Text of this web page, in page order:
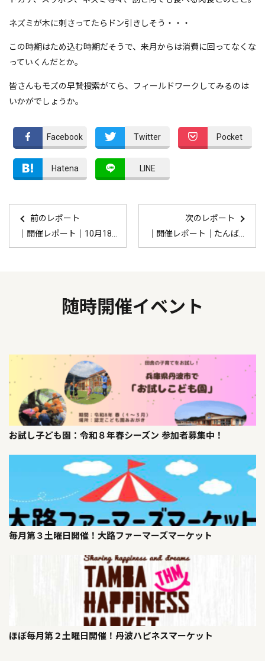
ネズミが木に刺さってたらドン引きしそう・・・
この時期はため込む時期だそうで、来月からは消費に回ってなくな
っていくんだとか。
皆さんもモズの早贄捜索がてら、フィールドワークしてみるのは
いかがでしょうか。
Facebook Twitter Pocket
Hatena LINE
前のレポート
｜開催レポート｜10月18日 たんば“移充”計画：間伐・薪割り体験会
次のレポート
｜開催レポート｜たんば“移充”計画：熊の研究者から聞きたい！丹波の里山くらしと自然動物との関わり方
随時開催イベント
お試し子ども園：令和８年春シーズン 参加者募集中！
毎月第３土曜日開催！大路ファーマーズマーケット
ほぼ毎月第２土曜日開催！丹波ハピネスマーケット